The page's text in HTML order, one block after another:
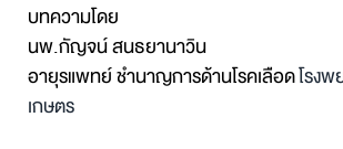
บทความโดย
นพ.กัญจน์ สนธยานาวิน
อายุรแพทย์ ชำนาญการด้านโรคเลือดโรงพ
เกษตร